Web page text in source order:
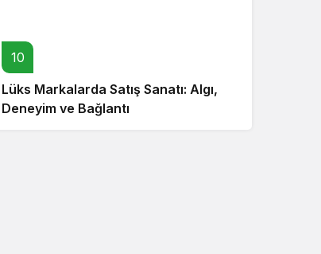
10
Lüks Markalarda Satış Sanatı: Algı,
Deneyim ve Bağlantı